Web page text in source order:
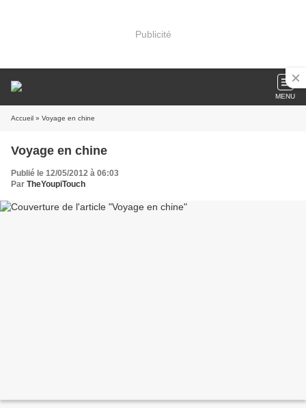
Publicité
MENU
Accueil » Voyage en chine
Voyage en chine
Publié le 12/05/2012 à 06:03
Par TheYoupiTouch